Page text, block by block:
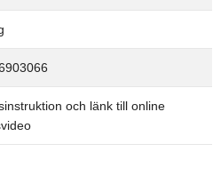
och länk till online